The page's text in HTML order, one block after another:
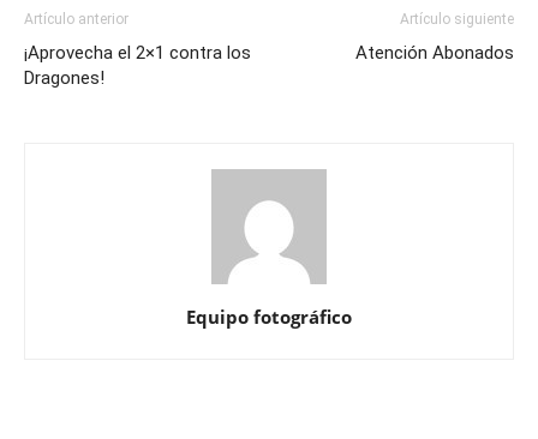
Artículo anterior
¡Aprovecha el 2×1 contra los
Dragones!
Artículo siguiente
Atención Abonados
Equipo fotográfico